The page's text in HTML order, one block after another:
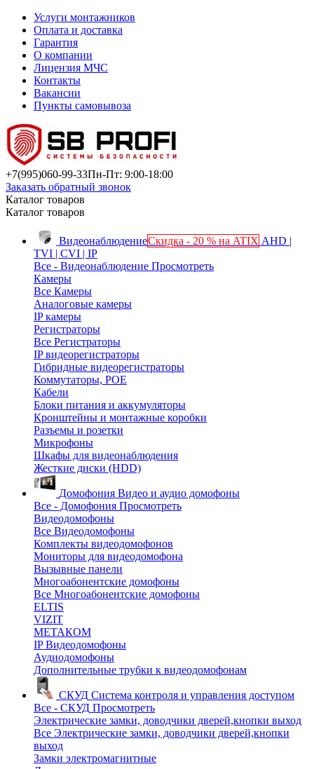
Услуги монтажников
Оплата и доставка
Гарантия
О компании
Лицензия МЧС
Контакты
Вакансии
Пункты самовывоза
+7(995)060-99-33Пн-Пт: 9:00-18:00
Заказать обратный звонок
Каталог товаров
Каталог товаров
ВидеонаблюдениеСкидка - 20 % на ATIX AHD |
TVI | CVI | IP
Все - Видеонаблюдение Просмотреть
Камеры
Все Камеры
Аналоговые камеры
IP камеры
Регистраторы
Все Регистраторы
IP видеорегистраторы
Гибридные видеорегистраторы
Коммутаторы, POE
Кабели
Блоки питания и аккумуляторы
Кронштейны и монтажные коробки
Разъемы и розетки
Микрофоны
Шкафы для видеонаблюдения
Жесткие диски (HDD)
Домофония Видео и аудио домофоны
Все - Домофония Просмотреть
Видеодомофоны
Все Видеодомофоны
Комплекты видеодомофонов
Мониторы для видеодомофона
Вызывные панели
Многоабонентские домофоны
Все Многоабонентские домофоны
ELTIS
VIZIT
МЕТАКОМ
IP Видеодомофоны
Аудиодомофоны
Дополнительные трубки к видеодомофонам
СКУД Система контроля и управления доступом
Все - СКУД Просмотреть
Электрические замки, доводчики дверей,кнопки выход
Все Электрические замки, доводчики дверей,кнопки
выход
Замки электромагнитные